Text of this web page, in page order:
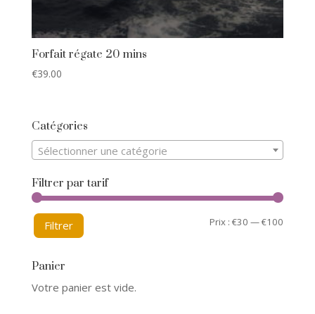
Forfait régate 20 mins
€39.00
Catégories
Sélectionner une catégorie
Filtrer par tarif
Filtrer Prix :€30 —€100
Panier
Votre panier est vide.